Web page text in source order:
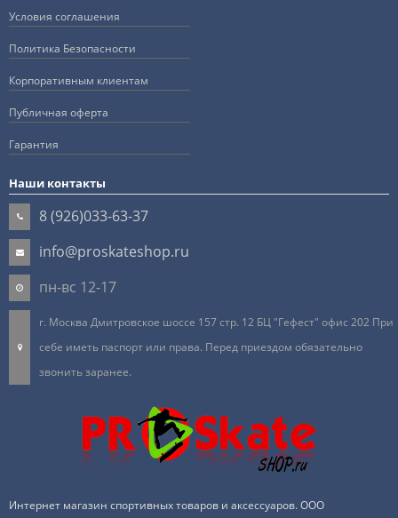
Условия соглашения
Политика Безопасности
Корпоративным клиентам
Публичная оферта
Гарантия
Наши контакты
8 (926)033-63-37
info@proskateshop.ru
пн-вс 12-17
г. Москва Дмитровское шоссе 157 стр. 12 БЦ "Гефест" офис 202 При
себе иметь паспорт или права. Перед приездом обязательно
звонить заранее.
Интернет магазин спортивных товаров и аксессуаров. ООО